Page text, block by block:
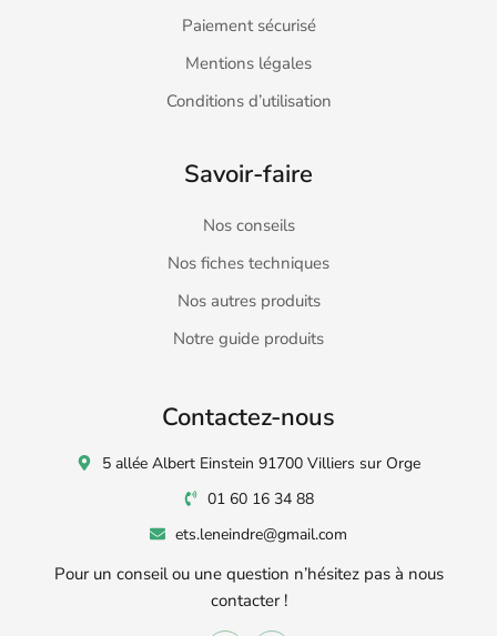
Paiement sécurisé
Mentions légales
Conditions d’utilisation
Savoir-faire
Nos conseils
Nos fiches techniques
Nos autres produits
Notre guide produits
Contactez-nous
5 allée Albert Einstein 91700 Villiers sur Orge
01 60 16 34 88
ets.leneindre@gmail.com
Pour un conseil ou une question n’hésitez pas à nous
contacter !